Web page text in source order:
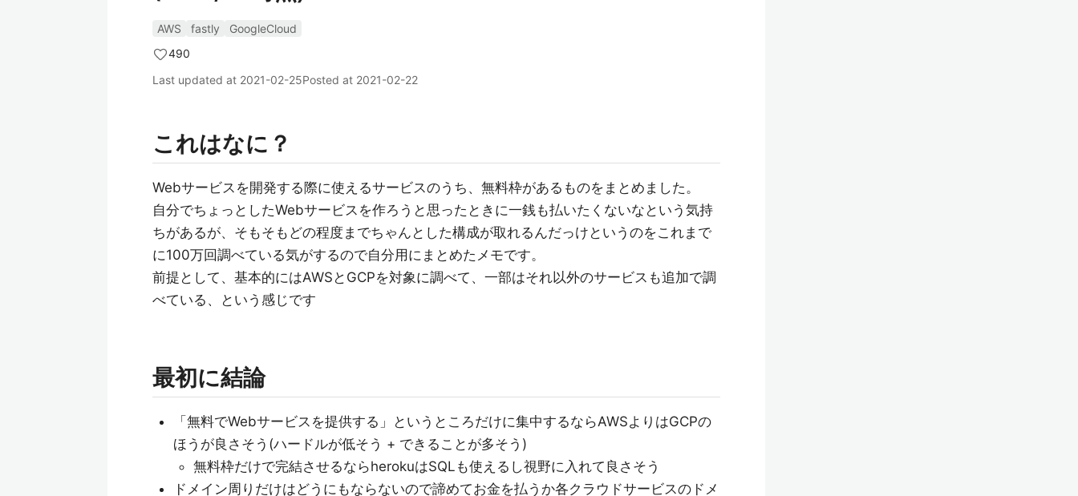
AWS fastly
GoogleCloud
490
Last updated at 2021-02-25Posted at 2021-02-22
これはなに？
Webサービスを開発する際に使えるサービスのうち、無料枠があるものをまとめました。
自分でちょっとしたWebサービスを作ろうと思ったときに一銭も払いたくないなという気持
ちがあるが、そもそもどの程度までちゃんとした構成が取れるんだっけというのをこれまで
に100万回調べている気がするので自分用にまとめたメモです。
前提として、基本的にはAWSとGCPを対象に調べて、一部はそれ以外のサービスも追加で調
べている、という感じです
最初に結論
「無料でWebサービスを提供する」というところだけに集中するならAWSよりはGCPの
ほうが良さそう(ハードルが低そう + できることが多そう)
無料枠だけで完結させるならherokuはSQLも使えるし視野に入れて良さそう
ドメイン周りだけはどうにもならないので諦めてお金を払うか各クラウドサービスのドメ